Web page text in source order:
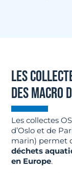
LES
DES MACRO
Les collectes
d’Oslo et de
marin) permet
déchets
en Europe.